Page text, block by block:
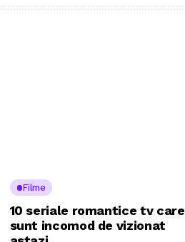
Filme
10 seriale romantice tv care
sunt incomod de vizionat